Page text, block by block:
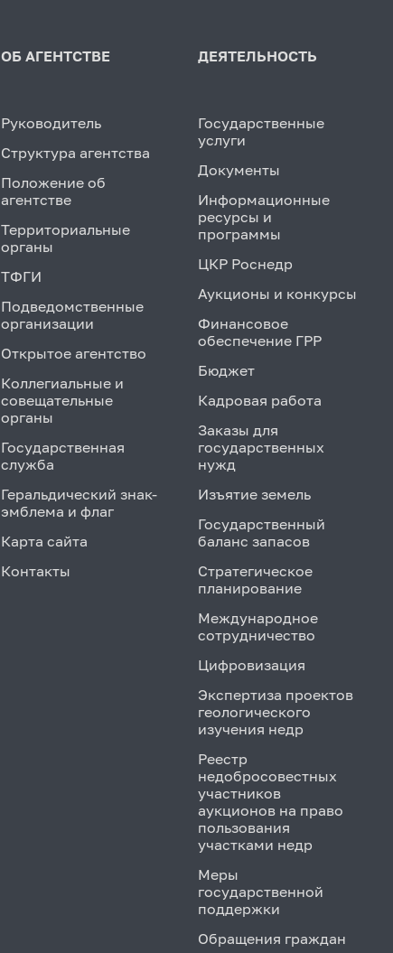
ОБ АГЕНТСТВЕ
Руководитель
Структура агентства
Положение об
агентстве
Территориальные
органы
ТФГИ
Подведомственные
организации
Открытое агентство
Коллегиальные и
совещательные
органы
Государственная
служба
Геральдический знак-
эмблема и флаг
Карта сайта
Контакты
ДЕЯТЕЛЬНОСТЬ
Государственные
услуги
Документы
Информационные
ресурсы и
программы
ЦКР Роснедр
Аукционы и конкурсы
Финансовое
обеспечение ГРР
Бюджет
Кадровая работа
Заказы для
государственных
нужд
Изъятие земель
Государственный
баланс запасов
Стратегическое
планирование
Международное
сотрудничество
Цифровизация
Экспертиза проектов
геологического
изучения недр
Реестр
недобросовестных
участников
аукционов на право
пользования
участками недр
Меры
государственной
поддержки
Обращения граждан